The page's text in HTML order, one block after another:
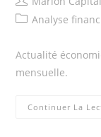
Analyse
Actualité
mensuelle.
Continuer La